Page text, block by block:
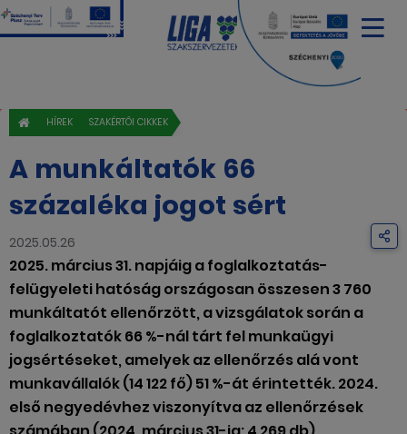
HÍREK SZAKÉRTŐI CIKKEK
A munkáltatók 66
százaléka jogot sért
2025.05.26
2025. március 31. napjáig a foglalkoztatás-
felügyeleti hatóság országosan összesen 3 760
munkáltatót ellenőrzött, a vizsgálatok során a
foglalkoztatók 66 %-nál tárt fel munkaügyi
jogsértéseket, amelyek az ellenőrzés alá vont
munkavállalók (14 122 fő) 51 %-át érintették. 2024.
első negyedévhez viszonyítva az ellenőrzések